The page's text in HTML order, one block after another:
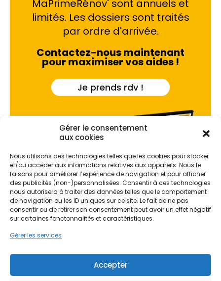
Gérer le consentement
aux cookies
Nous utilisons des technologies telles que les cookies pour stocker
et/ou accéder aux informations relatives aux appareils. Nous le
faisons pour améliorer l’expérience de navigation et pour afficher
des publicités (non-)personnalisées. Consentir à ces technologies
nous autorisera à traiter des données telles que le comportement
de navigation ou les ID uniques sur ce site. Le fait de ne pas
consentir ou de retirer son consentement peut avoir un effet négatif
sur certaines fonctonnalités et caractéristiques.
Gérer les services
Accepter
MaPrimeRénov' sont annuels et
limités. Les dossiers sont traités
par ordre d'arrivée.
Contactez-nous maintenant
pour maximiser vos aides !
Je prends rdv !